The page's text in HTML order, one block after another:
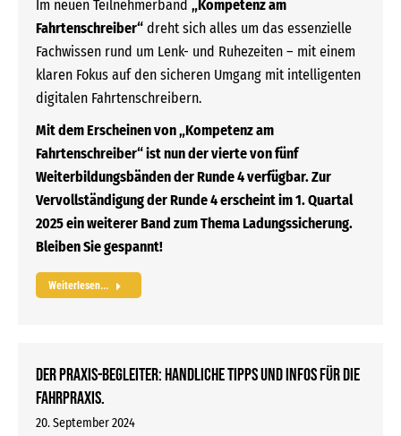
Im neuen Teilnehmerband „Kompetenz am
Fahrtenschreiber“ dreht sich alles um das essenzielle
Fachwissen rund um Lenk- und Ruhezeiten – mit einem
klaren Fokus auf den sicheren Umgang mit intelligenten
digitalen Fahrtenschreibern.
Mit dem Erscheinen von „Kompetenz am
Fahrtenschreiber“ ist nun der vierte von fünf
Weiterbildungsbänden der Runde 4 verfügbar. Zur
Vervollständigung der Runde 4 erscheint im 1. Quartal
2025 ein weiterer Band zum Thema Ladungssicherung.
Bleiben Sie gespannt!
Weiterlesen...
Der Praxis-Begleiter: Handliche Tipps und Infos für die
Fahrpraxis.
20. September 2024